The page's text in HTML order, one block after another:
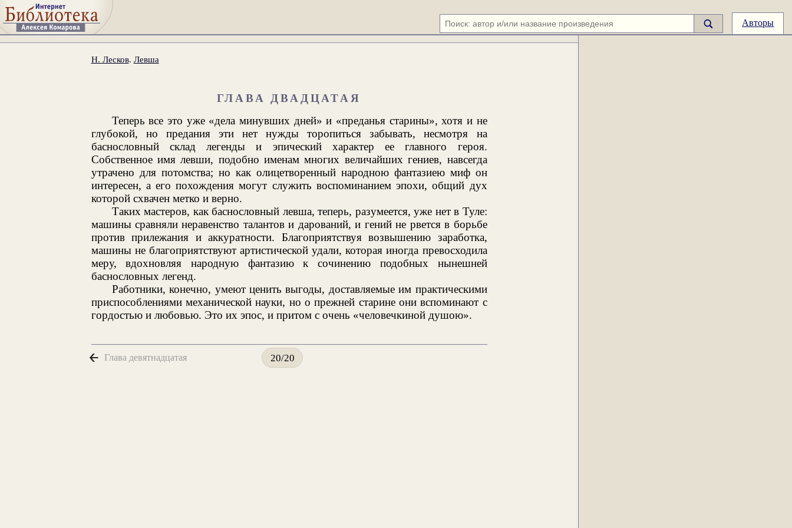
Авторы
Н. Лесков. Левша
ГЛАВА ДВАДЦАТАЯ
Теперь все это уже «дела минувших дней» и «преданья старины», хотя и не
глубокой, но предания эти нет нужды торопиться забывать, несмотря на
баснословный склад легенды и эпический характер ее главного героя.
Собственное имя левши, подобно именам многих величайших гениев, навсегда
утрачено для потомства; но как олицетворенный народною фантазиею миф он
интересен, а его похождения могут служить воспоминанием эпохи, общий дух
которой схвачен метко и верно.
Таких мастеров, как баснословный левша, теперь, разумеется, уже нет в Туле:
машины сравняли неравенство талантов и дарований, и гений не рвется в борьбе
против прилежания и аккуратности. Благоприятствуя возвышению заработка,
машины не благоприятствуют артистической удали, которая иногда превосходила
меру, вдохновляя народную фантазию к сочинению подобных нынешней
баснословных легенд.
Работники, конечно, умеют ценить выгоды, доставляемые им практическими
приспособлениями механической науки, но о прежней старине они вспоминают с
гордостью и любовью. Это их эпос, и притом с очень «человечкиной душою».
Глава девятнадцатая 20/20